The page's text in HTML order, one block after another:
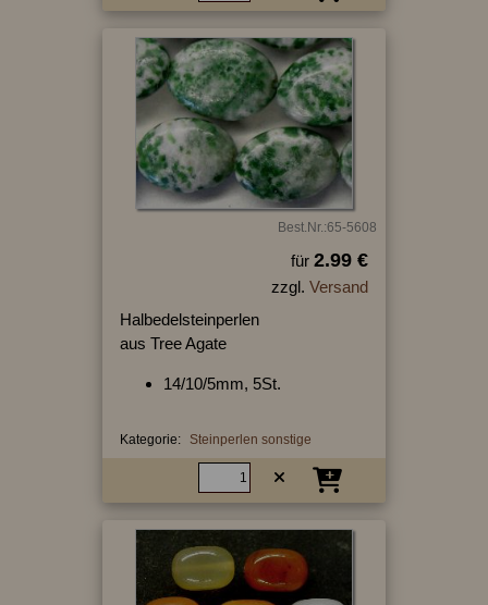
Best.Nr.:65-5608
für 2.99 €
zzgl. Versand
Halbedelsteinperlen
aus Tree Agate
14/10/5mm, 5St.
Kategorie: Steinperlen sonstige